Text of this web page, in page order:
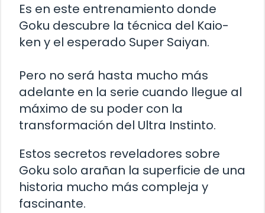
Es en este entrenamiento donde
Goku descubre la técnica del Kaio-
ken y el esperado Super Saiyan.
Pero no será hasta mucho más
adelante en la serie cuando llegue al
máximo de su poder con la
transformación del Ultra Instinto.
Estos secretos reveladores sobre
Goku solo arañan la superficie de una
historia mucho más compleja y
fascinante.